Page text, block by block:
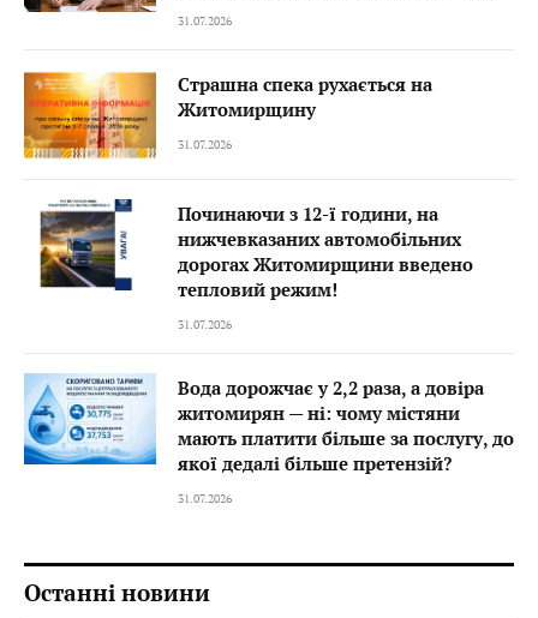
31.07.2026
Страшна спека рухається на
Житомирщину
31.07.2026
Починаючи з 12-ї години, на
нижчевказаних автомобільних
дорогах Житомирщини введено
тепловий режим!
31.07.2026
Вода дорожчає у 2,2 раза, а довіра
житомирян — ні: чому містяни
мають платити більше за послугу, до
якої дедалі більше претензій?
31.07.2026
Останні новини